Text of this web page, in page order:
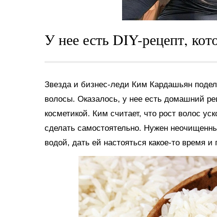
У нее есть DIY-рецепт,
Звезда и бизнес-леди Ким Кардашьян
волосы. Оказалось, у нее есть домашний
косметикой. Ким считает, что рост волос
сделать самостоятельно. Нужен
водой, дать ей настояться какое-то время